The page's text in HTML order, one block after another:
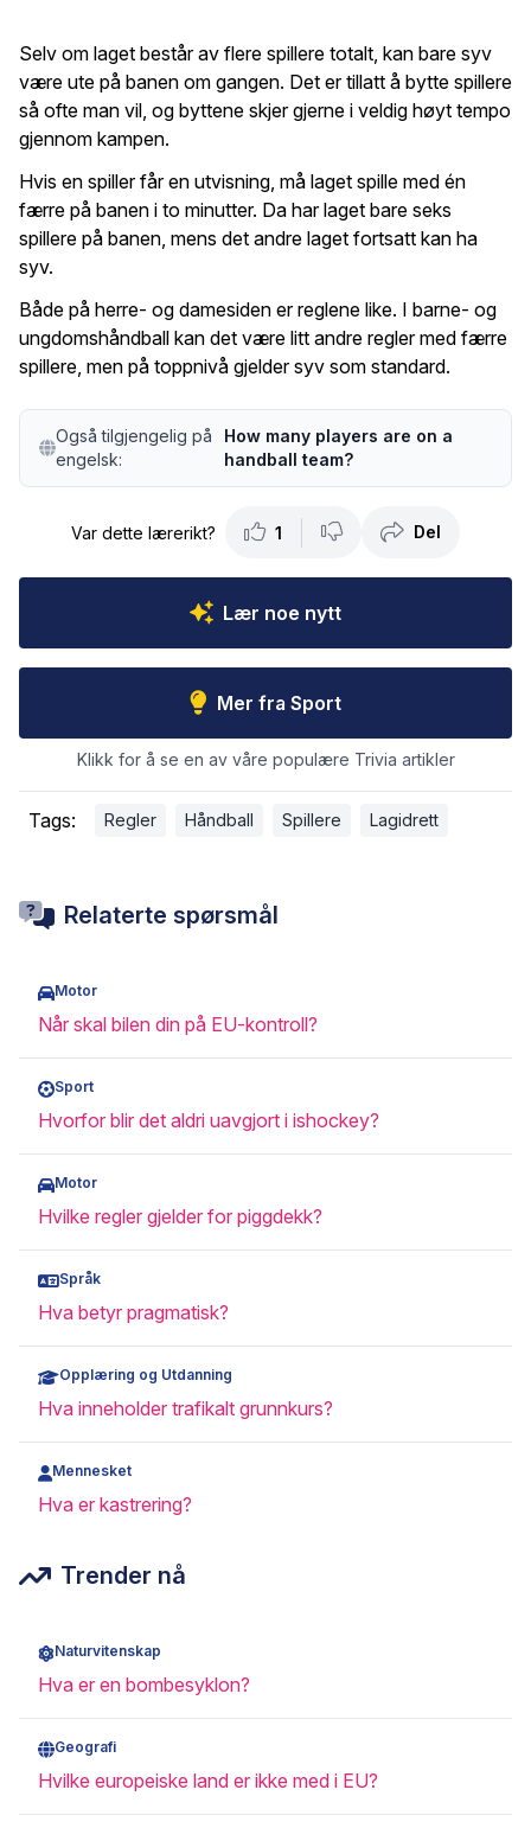
Selv om laget består av flere spillere totalt, kan bare syv
være ute på banen om gangen. Det er tillatt å bytte spillere
så ofte man vil, og byttene skjer gjerne i veldig høyt tempo
gjennom kampen.
Hvis en spiller får en utvisning, må laget spille med én
færre på banen i to minutter. Da har laget bare seks
spillere på banen, mens det andre laget fortsatt kan ha
syv.
Både på herre- og damesiden er reglene like. I barne- og
ungdomshåndball kan det være litt andre regler med færre
spillere, men på toppnivå gjelder syv som standard.
Også tilgjengelig på
engelsk:
How many players are on a
handball team?
Var dette lærerikt? 1 Del
Lær noe nytt
Mer fra Sport
Klikk for å se en av våre populære Trivia artikler
Tags: Regler Håndball Spillere Lagidrett
Relaterte spørsmål
Motor
Når skal bilen din på EU-kontroll?
Sport
Hvorfor blir det aldri uavgjort i ishockey?
Motor
Hvilke regler gjelder for piggdekk?
Språk
Hva betyr pragmatisk?
Opplæring og Utdanning
Hva inneholder trafikalt grunnkurs?
Mennesket
Hva er kastrering?
Trender nå
Naturvitenskap
Hva er en bombesyklon?
Geografi
Hvilke europeiske land er ikke med i EU?